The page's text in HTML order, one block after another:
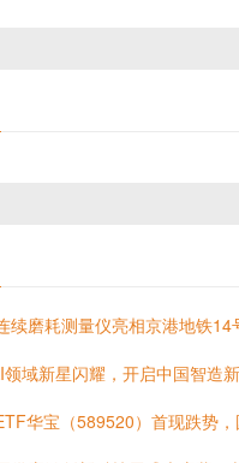
续磨耗测量仪亮相京港地铁14
域新星闪耀，开启中国智造
华宝（589520）首现跌势